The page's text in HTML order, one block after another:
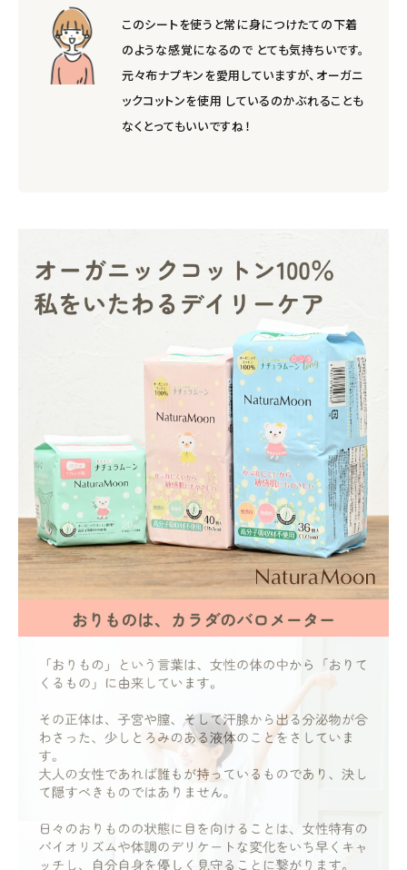
このシートを使うと常に身につけたての下着
のような感覚になるので とても気持ちいです。
元々布ナプキンを愛用していますが、オーガニ
ックコットンを使用 しているのかぶれることも
なくとってもいいですね！